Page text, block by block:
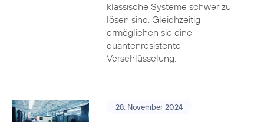
klassische Systeme schwer zu
lösen sind. Gleichzeitig
ermöglichen sie eine
quantenresistente
Verschlüsselung.
28. November 2024